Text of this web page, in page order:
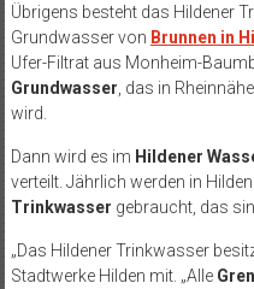
Übrigens besteht das Hildener
Grundwasser von Brunnen in
Ufer-Filtrat aus Monheim-
Grundwasser , das in
wird.
Dann wird es im Hildener
verteilt. Jährlich werden in
Trinkwasser gebraucht, das
„Das Hildener Trinkwasser
Stadtwerke Hilden mit. „Alle